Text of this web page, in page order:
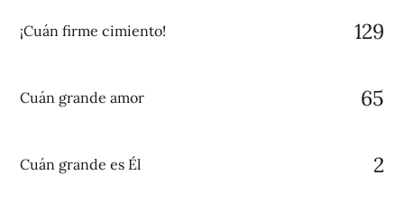
¡Cuán firme cimiento! 129
Cuán grande amor 65
Cuán grande es Él 2